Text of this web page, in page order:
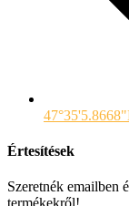
Értesítések
Szeretnék emailben